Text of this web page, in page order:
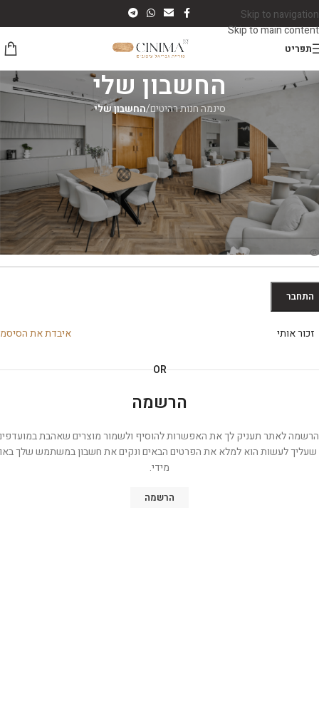
Skip to navigation
Skip to main content
תפריט
החשבון שלי
סינמה חנות רהיטים/החשבון שלי
משתמש או כתובת אימייל*
*
התחבר
איבדת את זכור אותי
OR
הרשמה
לאתר תעניק לך את האפשרות להוסיף ולשמור מוצרים שאהבת
שעליך לעשות הוא למלא את הפרטים הבאים ונקים את חשבון במשתמש שלך
מידי.
הרשמה